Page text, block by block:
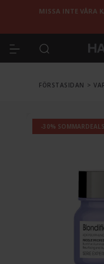
MISSA INTE VÅRA
FÖRSTASIDAN >
-30% SOMMARDEALS